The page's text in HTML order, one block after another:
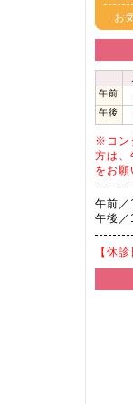
お
午前
午後
※コン
方は、
をお願
午前
午後
【休診